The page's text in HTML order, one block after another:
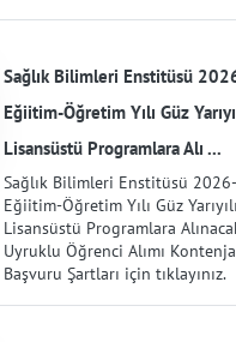
Sağlık Bilimleri Enstitüsü
Eğiitim-Öğretim Yılı Güz
Lisansüstü Programlara Alı ...
Sağlık Bilimleri Enstitüsü
Eğiitim-Öğretim Yılı Güz
Lisansüstü Programlara
Uyruklu Öğrenci Alımı
Başvuru Şartları için tıklayınız.